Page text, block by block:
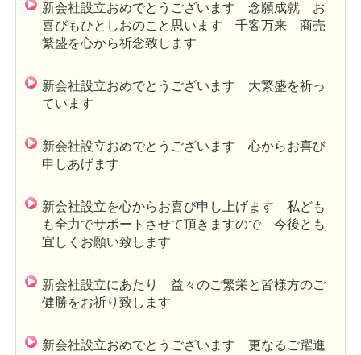
新会社設立おめでとうございます 念願成就 お
喜びもひとしおのこと思います 千客万来 商売
繁盛を心から祈念致します
新会社設立おめでとうございます 大繁盛を祈っ
ています
新会社設立おめでとうございます 心からお喜び
申しあげます
新会社設立を心からお喜び申し上げます 私ども
も全力でサポートさせて頂きますので 今後とも
宜しくお願い致します
新会社設立にあたり 益々のご繁栄と皆様方のご
健勝をお祈り致します
新会社設立おめでとうございます 更なるご躍進